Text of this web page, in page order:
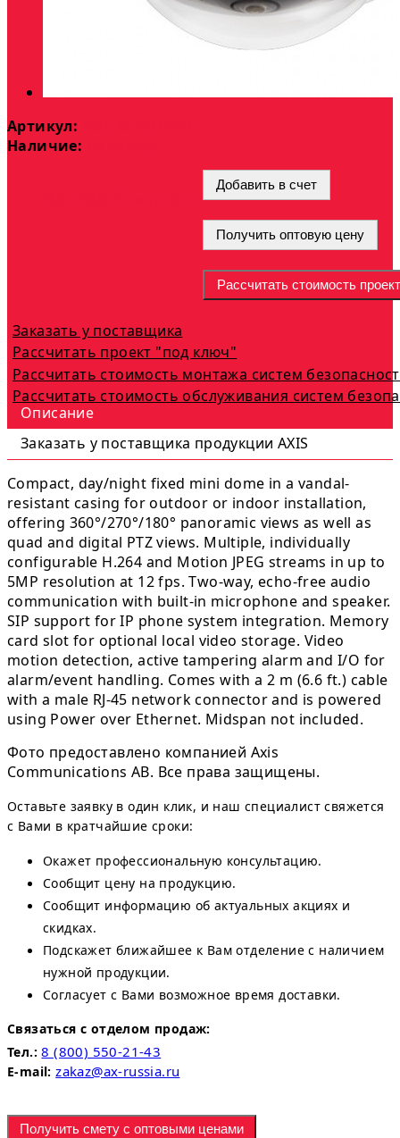
Артикул:
Наличие:
опт Добавить в счет
Получить оптовую цену
Рассчитать стоимость
Заказать у поставщика
Рассчитать проект "под ключ"
Рассчитать стоимость монтажа систем
Рассчитать стоимость обслуживания систем
Описание
Заказать у поставщика продукции AXIS
Compact, day/night fixed mini dome in a vandal-
resistant casing for outdoor or indoor installation,
offering 360°/270°/180° panoramic views as well as
quad and digital PTZ views. Multiple, individually
configurable H.264 and Motion JPEG streams in up to
5MP resolution at 12 fps. Two-way, echo-free audio
communication with built-in microphone and speaker.
SIP support for IP phone system integration. Memory
card slot for optional local video storage. Video
motion detection, active tampering alarm and I/O for
alarm/event handling. Comes with a 2 m (6.6 ft.) cable
with a male RJ-45 network connector and is powered
using Power over Ethernet. Midspan not included.
Фото предоставлено компанией Axis
Communications AB. Все права защищены.
Оставьте заявку в один клик, и наш специалист свяжется
с Вами в кратчайшие сроки:
Окажет профессиональную консультацию.
Сообщит цену на продукцию.
Сообщит информацию об актуальных акциях и
скидках.
Подскажет ближайшее к Вам отделение с наличием
нужной продукции.
Согласует с Вами возможное время доставки.
Связаться с отделом продаж:
Тел.: 8 (800) 550-21-43
E-mail: zakaz@ax-russia.ru
Получить смету с оптовыми ценами